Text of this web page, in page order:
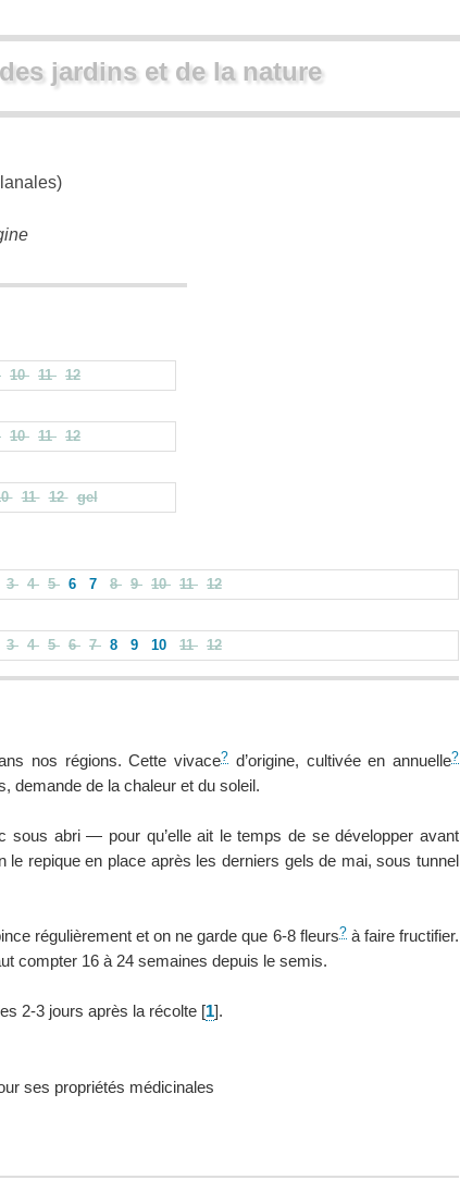
jardins et de la nature
10 11 12
10 11 12
11 12 gel
3 4 5 6 7 8 9 10 11 12
3 4 5 6 7 8 9 10 11 12
nos régions. Cette vivace? d’origine, cultivée en annuelle?
demande de la chaleur et du soleil.
abri — pour qu’elle ait le temps de se développer avant
le repique en place après les derniers gels de mai, sous tunnel
régulièrement et on ne garde que 6-8 fleurs?à faire fructifier.
compter 16 à 24 semaines depuis le semis.
2-3 jours après la récolte [1].
ses propriétés médicinales